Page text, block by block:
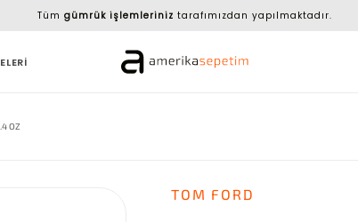
Tüm gümrük işlemleriniz tarafımızdan yapılmaktadır.
OZ
TOM FORD